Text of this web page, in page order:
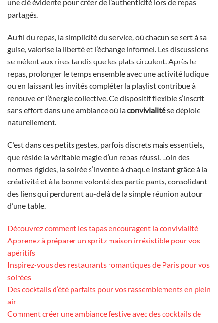
une clé évidente pour créer de l’authenticité lors de repas
partagés.
Au fil du repas, la simplicité du service, où chacun se sert à sa
guise, valorise la liberté et l’échange informel. Les discussions
se mêlent aux rires tandis que les plats circulent. Après le
repas, prolonger le temps ensemble avec une activité ludique
ou en laissant les invités compléter la playlist contribue à
renouveler l’énergie collective. Ce dispositif flexible s’inscrit
sans effort dans une ambiance où laconvivialitése déploie
naturellement.
C’est dans ces petits gestes, parfois discrets mais essentiels,
que réside la véritable magie d’un repas réussi. Loin des
normes rigides, la soirée s’invente à chaque instant grâce à la
créativité et à la bonne volonté des participants, consolidant
des liens qui perdurent au-delà de la simple réunion autour
d’une table.
Découvrez comment les tapas encouragent la convivialité
Apprenez à préparer un spritz maison irrésistible pour vos
apéritifs
Inspirez-vous des restaurants romantiques de Paris pour vos
soirées
Des cocktails d’été parfaits pour vos rassemblements en plein
air
Comment créer une ambiance festive avec des cocktails de